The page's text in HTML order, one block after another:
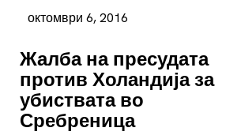
октомври 6, 2016
Жалба на пресудата
против Холандија за
убиствата во
Сребреница